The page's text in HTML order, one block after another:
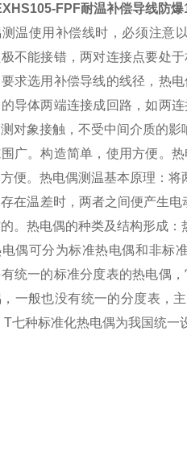
FPF耐温补偿导线防爆
温使用补偿线时，必须注意
不能接错，两对连接点要处
求选用补偿导线的线径，热
导体两端连接成回路，如两
对象接触，不受中间介质的影
广。构造简单，使用方便。
便。热电偶测温基本原理：
在温差时，两者之间便产生
。热电偶的种类及结构形成：
偶可分为标准热电偶和非标
统一的标准分度表的热电偶
一般也没有统一的分度表，
七种标准化热电偶为我国统一